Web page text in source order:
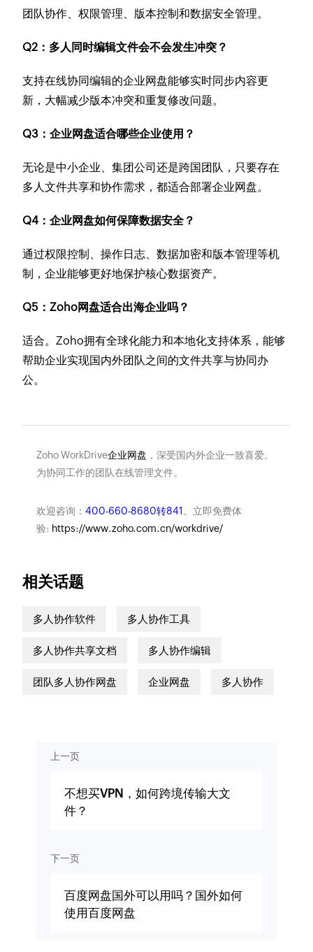
团队协作、权限管理、版本控制和数据安全管理。
Q2：多人同时编辑文件会不会发生冲突？
支持在线协同编辑的企业网盘能够实时同步内容更
新，大幅减少版本冲突和重复修改问题。
Q3：企业网盘适合哪些企业使用？
无论是中小企业、集团公司还是跨国团队，只要存在
多人文件共享和协作需求，都适合部署企业网盘。
Q4：企业网盘如何保障数据安全？
通过权限控制、操作日志、数据加密和版本管理等机
制，企业能够更好地保护核心数据资产。
Q5：Zoho网盘适合出海企业吗？
适合。Zoho拥有全球化能力和本地化支持体系，能够
帮助企业实现国内外团队之间的文件共享与协同办
公。
Zoho WorkDrive企业网盘 ，深受国内外企业一致喜爱。
为协同工作的团队在线管理文件。
欢迎咨询： 400-660-8680转841 。立即免费体
验: https://www.zoho.com.cn/workdrive/
相关话题
多人协作软件 多人协作工具
多人协作共享文档 多人协作编辑
团队多人协作网盘 企业网盘 多人协作
上一页
不想买VPN，如何跨境传输大文
件？
下一页
百度网盘国外可以用吗？国外如何
使用百度网盘